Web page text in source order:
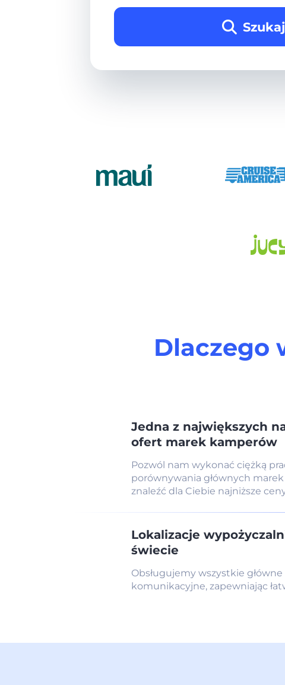
Szukaj
Dlaczego
Jedna z największych
ofert marek kamperów
Pozwól nam wykonać ciężką
porównywania głównych
znaleźć dla Ciebie najniższe
Lokalizacje
świecie
Obsługujemy wszystkie
komunikacyjne, zapewniając